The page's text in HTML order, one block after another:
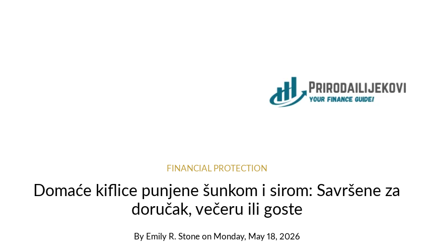
FINANCIAL PROTECTION
Domaće kiflice punjene šunkom i sirom: Savršene za
doručak, večeru ili goste
By Emily R. Stone on Monday, May 18, 2026